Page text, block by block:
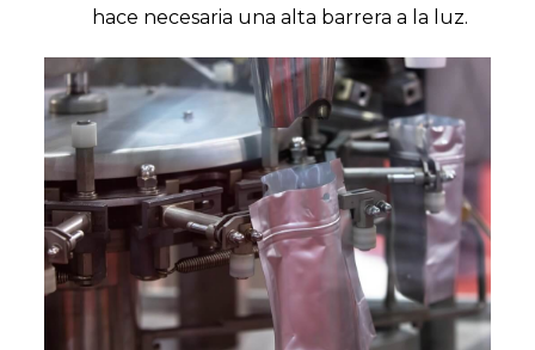
hace necesaria una alta barrera a la luz.